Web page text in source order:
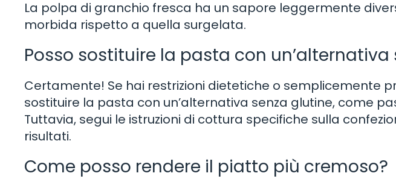
La polpa di granchio fresca ha un sapore leggermente
morbida rispetto a quella surgelata.
Posso sostituire la pasta con un’alternativa
Certamente! Se hai restrizioni dietetiche o semplicemente
sostituire la pasta con un’alternativa senza glutine, come
Tuttavia, segui le istruzioni di cottura specifiche sulla
risultati.
Come posso rendere il piatto più cremoso?